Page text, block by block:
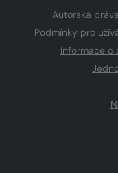
Autorská
Podmínky pro
Informace o